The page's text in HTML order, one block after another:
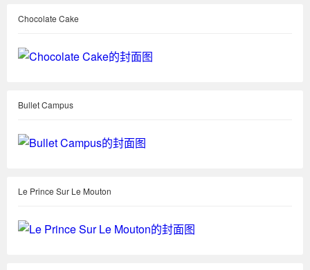
Chocolate Cake
Bullet Campus
Le Prince Sur Le Mouton